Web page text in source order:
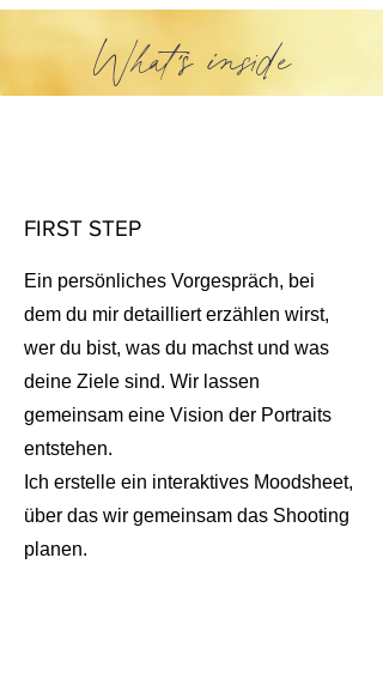
What's inside
FIRST STEP
Ein persönliches Vorgespräch, bei
dem du mir detailliert erzählen wirst,
wer du bist, was du machst und was
deine Ziele sind. Wir lassen
gemeinsam eine Vision der Portraits
entstehen.
Ich erstelle ein interaktives Moodsheet,
über das wir gemeinsam das Shooting
planen.